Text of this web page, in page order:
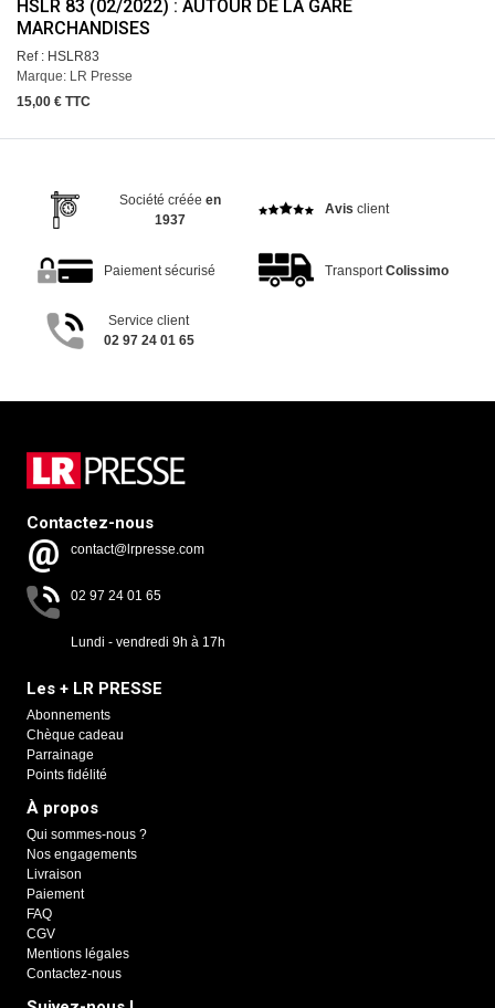
HSLR 83 (02/2022) : AUTOUR DE LA GARE
MARCHANDISES
Ref : HSLR83
Marque: LR Presse
15,00 € TTC
Société créée en
1937
Avis client
Paiement sécurisé Transport Colissimo
Service client
02 97 24 01 65
Contactez-nous
contact@lrpresse.com
02 97 24 01 65
Lundi - vendredi 9h à 17h
Les + LR PRESSE
Abonnements
Chèque cadeau
Parrainage
Points fidélité
À propos
Qui sommes-nous ?
Nos engagements
Livraison
Paiement
FAQ
CGV
Mentions légales
Contactez-nous